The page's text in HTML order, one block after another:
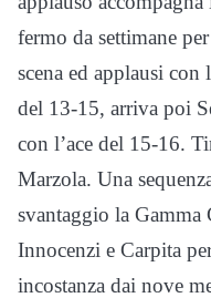
fermo da settimane
scena ed applausi
del 13-15, arriva poi
con l’ace del 15-16.
Marzola. Una
svantaggio la Gamma
Innocenzi e Carpita
incostanza dai nove